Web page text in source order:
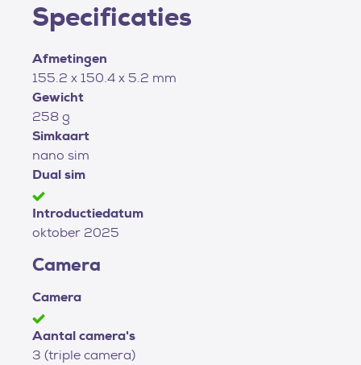
Specificaties
Afmetingen
155.2 x 150.4 x 5.2 mm
Gewicht
258 g
Simkaart
nano sim
Dual sim
Introductiedatum
oktober 2025
Camera
Camera
Aantal camera's
3 (triple camera)